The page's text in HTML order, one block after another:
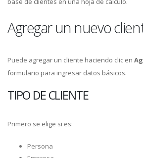
Agregar un nuevo
Puede agregar un cliente haciendo clic en
formulario para ingresar datos básicos.
TIPO DE CLIENTE
Primero se elige si es:
Persona